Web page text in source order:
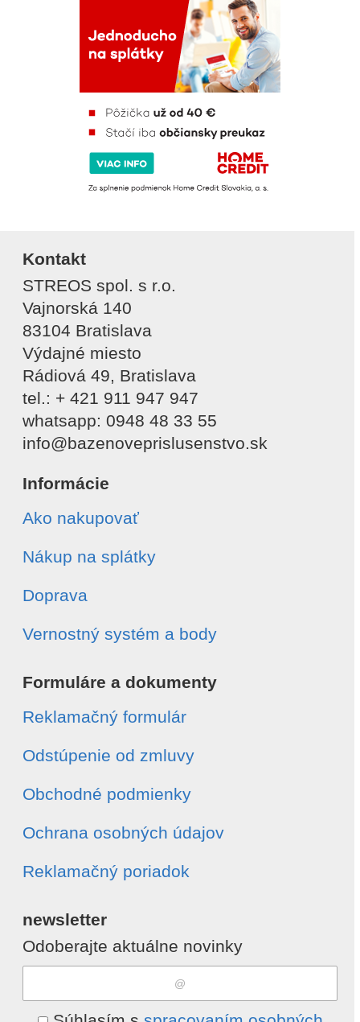
Kontakt
STREOS spol. s r.o.
Vajnorská 140
83104 Bratislava
Výdajné miesto
Rádiová 49, Bratislava
tel.: + 421 911 947 947
whatsapp: 0948 48 33 55
info@bazenoveprislusenstvo.sk
Informácie
Ako nakupovať
Nákup na splátky
Doprava
Vernostný systém a body
Formuláre a dokumenty
Reklamačný formulár
Odstúpenie od zmluvy
Obchodné podmienky
Ochrana osobných údajov
Reklamačný poriadok
newsletter
Odoberajte aktuálne novinky